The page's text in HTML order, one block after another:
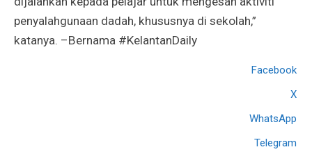
penyalahgunaan dadah, khususnya di sekolah,”
katanya. –Bernama #KelantanDaily
Facebook
X
WhatsApp
Telegram